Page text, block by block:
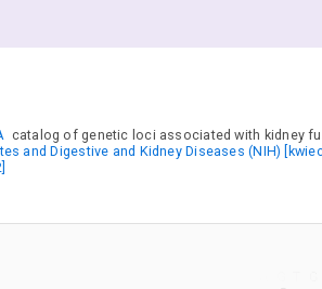
catalog of genetic loci associated with kidney
and Digestive and Kidney Diseases (NIH)